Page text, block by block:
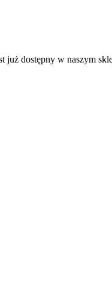
już dostępny w naszym